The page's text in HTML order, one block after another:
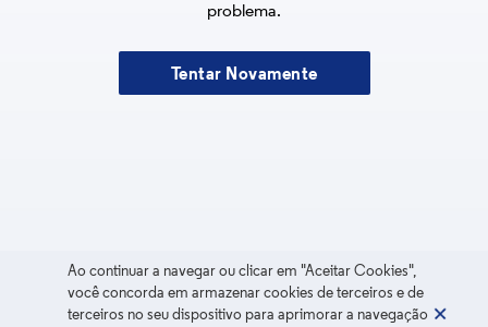
problema.
Tentar Novamente
Ao continuar a navegar ou clicar em "Aceitar Cookies",
você concorda em armazenar cookies de terceiros e de
terceiros no seu dispositivo para aprimorar a navegação